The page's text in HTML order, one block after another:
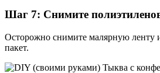
Шаг 7: Снимите
Осторожно снимите малярную ленту
пакет.